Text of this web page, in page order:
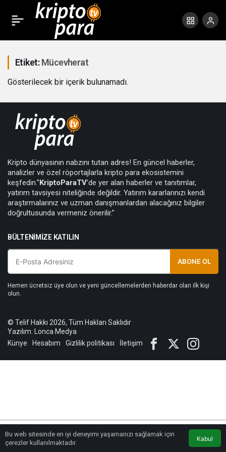
Etiket:Mücevherat
Gösterilecek bir içerik bulunamadı.
Bu web sitesinde en iyi deneyimi yaşamanızı sağlamak için
çerezler kullanılmaktadır.
Kabul
Kripto dünyasının nabzını tutan adres! En güncel haberler,
analizler ve özel röportajlarla kripto para ekosistemini
keşfedin.”KriptoParaTV’de yer alan haberler ve tanıtımlar,
yatırım tavsiyesi niteliğinde değildir. Yatırım kararlarınızı kendi
araştırmalarınız ve uzman danışmanlardan alacağınız bilgiler
doğrultusunda vermeniz önerilir.”
BÜLTENIMIZE KATILIN
ABONE OL
Hemen ücretsiz üye olun ve yeni güncellemelerden haberdar olan ilk kişi
olun.
© Telif Hakkı 2026, Tüm Hakları Saklıdır
Yazılım:
Lonca Medya
Künye
Hesabım Gizlilik politikası İletişim
Anasayfa